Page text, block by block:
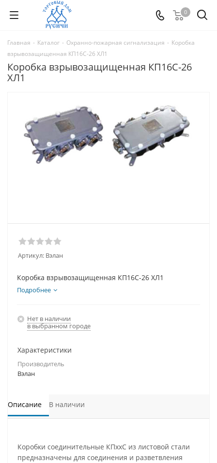
0
Главная - Каталог - Охранно-пожарная сигнализация - Коробка
взрывозащищенная КП16С-26 ХЛ1
Коробка взрывозащищенная КП16С-26
ХЛ1
Артикул: Вэлан
Коробка взрывозащищенная КП16С-26 ХЛ1
Подробнее
Нет в наличии
в выбранном городе
Характеристики
Производитель
Вэлан
Описание В наличии
Коробки соединительные КПxxС из листовой стали
предназначены для соединения и разветвления